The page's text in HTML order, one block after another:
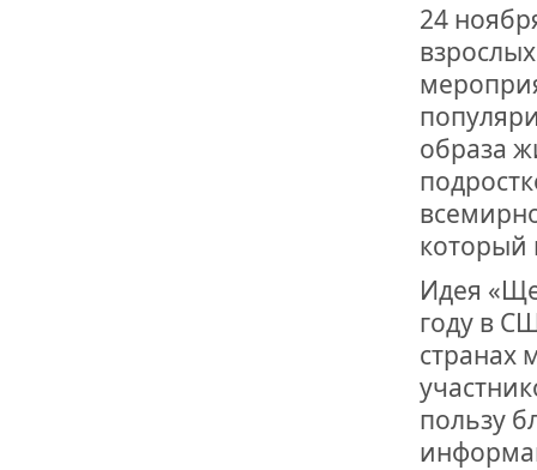
24
образа
который
Идея
году в
странах
пользу